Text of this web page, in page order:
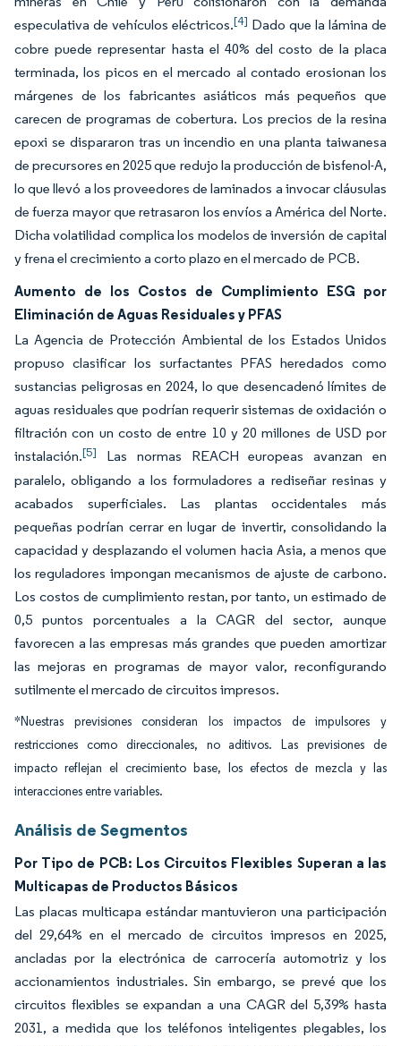
especulativa de vehículos eléctricos.[4] Dado que la lámina de
cobre puede representar hasta el 40% del costo de la placa
terminada, los picos en el mercado al contado erosionan los
márgenes de los fabricantes asiáticos más pequeños que
carecen de programas de cobertura. Los precios de la resina
epoxi se dispararon tras un incendio en una planta taiwanesa
de precursores en 2025 que redujo la producción de bisfenol-A,
lo que llevó a los proveedores de laminados a invocar cláusulas
de fuerza mayor que retrasaron los envíos a América del Norte.
Dicha volatilidad complica los modelos de inversión de capital
y frena el crecimiento a corto plazo en el mercado de PCB.
Aumento de los Costos de Cumplimiento ESG por
Eliminación de Aguas Residuales y PFAS
La Agencia de Protección Ambiental de los Estados Unidos
propuso clasificar los surfactantes PFAS heredados como
sustancias peligrosas en 2024, lo que desencadenó límites de
aguas residuales que podrían requerir sistemas de oxidación o
filtración con un costo de entre 10 y 20 millones de USD por
instalación.[5]
Las normas REACH europeas avanzan en
paralelo, obligando a los formuladores a rediseñar resinas y
acabados superficiales. Las plantas occidentales más
pequeñas podrían cerrar en lugar de invertir, consolidando la
capacidad y desplazando el volumen hacia Asia, a menos que
los reguladores impongan mecanismos de ajuste de carbono.
Los costos de cumplimiento restan, por tanto, un estimado de
0,5 puntos porcentuales a la CAGR del sector, aunque
favorecen a las empresas más grandes que pueden amortizar
las mejoras en programas de mayor valor, reconfigurando
sutilmente el mercado de circuitos impresos.
*Nuestras previsiones consideran los impactos de impulsores y
restricciones como direccionales, no aditivos. Las previsiones de
impacto reflejan el crecimiento base, los efectos de mezcla y las
interacciones entre variables.
Análisis de Segmentos
Por Tipo de PCB: Los Circuitos Flexibles Superan a las
Multicapas de Productos Básicos
Las placas multicapa estándar mantuvieron una participación
del 29,64% en el mercado de circuitos impresos en 2025,
ancladas por la electrónica de carrocería automotriz y los
accionamientos industriales. Sin embargo, se prevé que los
circuitos flexibles se expandan a una CAGR del 5,39% hasta
2031, a medida que los teléfonos inteligentes plegables, los